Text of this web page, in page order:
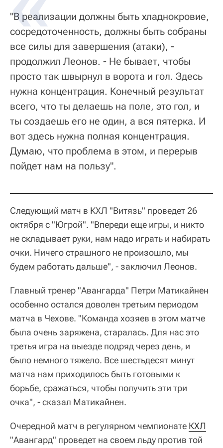
"В реализации должны быть хладнокровие,
сосредоточенность, должны быть собраны
все силы для завершения (атаки), -
продолжил Леонов. - Не бывает, чтобы
просто так швырнул в ворота и гол. Здесь
нужна концентрация. Конечный результат
всего, что ты делаешь на поле, это гол, и
ты создаешь его не один, а вся пятерка. И
вот здесь нужна полная концентрация.
Думаю, что проблема в этом, и перерыв
пойдет нам на пользу".
Следующий матч в КХЛ "Витязь" проведет 26
октября с "Югрой". "Впереди еще игры, и никто
не складывает руки, нам надо играть и набирать
очки. Ничего страшного не произошло, мы
будем работать дальше", - заключил Леонов.
Главный тренер "Авангарда" Петри Матикайнен
особенно остался доволен третьим периодом
матча в Чехове. "Команда хозяев в этом матче
была очень заряжена, старалась. Для нас это
третья игра на выезде подряд через день, и
было немного тяжело. Все шестьдесят минут
матча нам приходилось быть готовыми к
борьбе, сражаться, чтобы получить эти три
очка", - сказал Матикайнен.
Очередной матч в регулярном чемпионате КХЛ
"Авангард" проведет на своем льду против той